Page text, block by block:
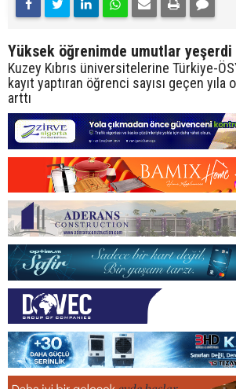
Yüksek öğrenimde umutlar yeşerdi
Kuzey Kıbrıs üniversitelerine Türkiye-
kayıt yaptıran öğrenci sayısı geçen yıla
arttı